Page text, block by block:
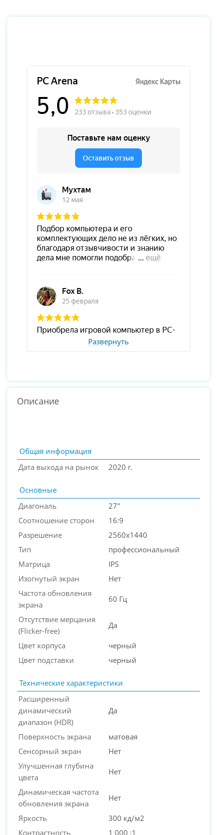
Развернуть
Описание
Общая информация
Дата выхода на рынок
2020 г.
Основные
Диагональ
27"
Соотношение сторон
16:9
Разрешение
2560x1440
Тип
профессиональный
Матрица
IPS
Изогнутый экран
Нет
Частота обновления
экрана
60 Гц
Отсутствие мерцания
(Flicker-free)
Да
Цвет корпуса
черный
Цвет подставки
черный
Технические характеристики
Расширенный
динамический
диапазон (HDR)
Да
Поверхность экрана
матовая
Сенсорный экран
Нет
Улучшенная глубина
цвета
Нет
Динамическая частота
обновления экрана
Нет
Яркость
300 кд/м2
Контрастность
1 000 :1